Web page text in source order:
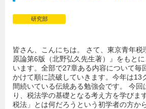
研究部
皆さん、こんにちは。 さて、東京青年
原論第6版（北野弘久先生著）』をもと
います。全部で27章ある内容について毎
かけて順に読破していきます。今年は13
間続いている伝統ある勉強会です。 今回
り、税法学の基礎となる考え方を学びま
税法」とは何だろうという初学者の方か